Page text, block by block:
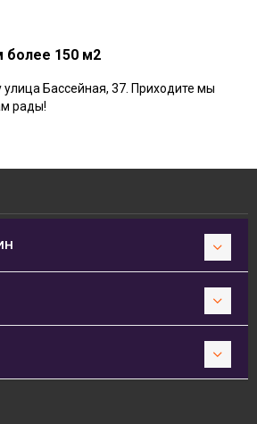
более 150 м2
улица Бассейная, 37. Приходите мы
рады!